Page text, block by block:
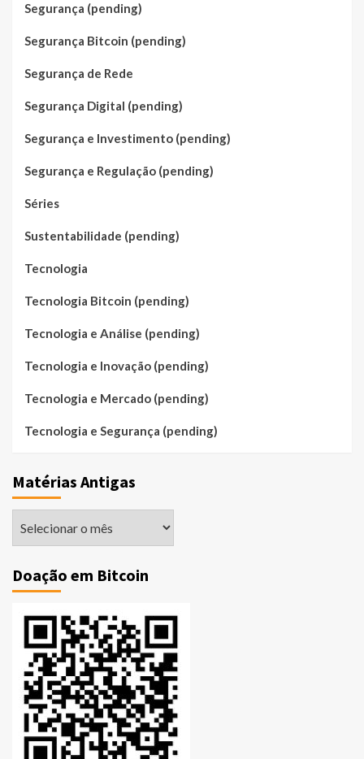
Segurança (pending)
Segurança Bitcoin (pending)
Segurança de Rede
Segurança Digital (pending)
Segurança e Investimento (pending)
Segurança e Regulação (pending)
Séries
Sustentabilidade (pending)
Tecnologia
Tecnologia Bitcoin (pending)
Tecnologia e Análise (pending)
Tecnologia e Inovação (pending)
Tecnologia e Mercado (pending)
Tecnologia e Segurança (pending)
Matérias Antigas
Doação em Bitcoin